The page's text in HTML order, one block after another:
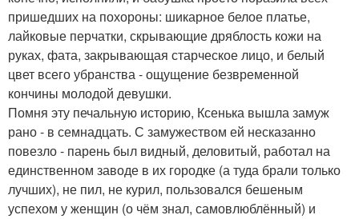
пришедших на похороны: шикарное белое платье,
лайковые перчатки, скрывающие дряблость кожи на
руках, фата, закрывающая старческое лицо, и белый
цвет всего убранства - ощущение безвременной
кончины молодой девушки.
Помня эту печальную историю, Ксенька вышла замуж
рано - в семнадцать. С замужеством ей несказанно
повезло - парень был видный, деловитый, работал на
единственном заводе в их городке (а туда брали только
лучших), не пил, не курил, пользовался бешеным
успехом у женщин (о чём знал, самовлюблённый) и